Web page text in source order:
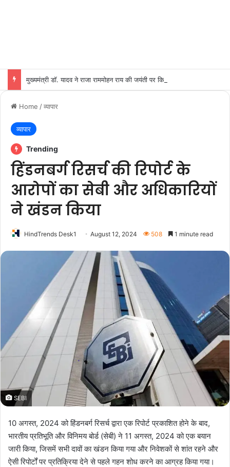
मुख्यमंत्री डॉ. यादव ने राजा राममोहन राय की जयंती पर किया नमन
Home /व्यापार
व्यापार
Trending
हिंडनबर्ग रिसर्च की रिपोर्ट के
आरोपों का सेबी और अधिकारियों
ने खंडन किया
HindTrends Desk1 August 12, 2024 508 1 minute read
SEBI
10 अगस्त, 2024 को हिंडनबर्ग रिसर्च द्वारा एक रिपोर्ट प्रकाशित होने के बाद,
भारतीय प्रतिभूति और विनिमय बोर्ड (सेबी) ने 11 अगस्त, 2024 को एक बयान
जारी किया, जिसमें सभी दावों का खंडन किया गया और निवेशकों से शांत रहने और
ऐसी रिपोर्टों पर प्रतिक्रिया देने से पहले गहन शोध करने का आग्रह किया गया।